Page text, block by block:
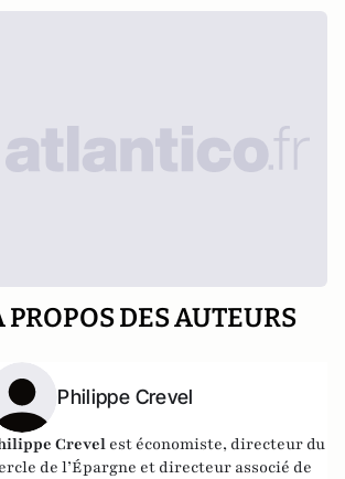
PROPOS DES AUTEURS
Philippe Crevel
Crevel est économiste, directeur du
de l’Épargne et directeur associé de